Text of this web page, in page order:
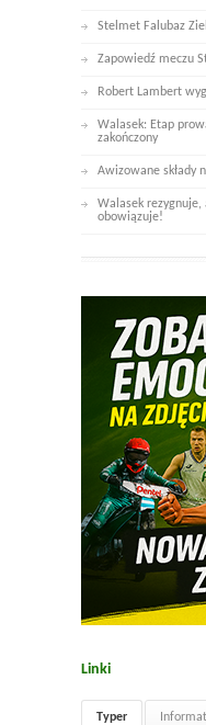
Stelmet Falubaz
Zapowiedź meczu
Robert Lambert
Walasek: Etap
zakończony
Awizowane składy
Walasek
obowiązuje!
Linki
Typer